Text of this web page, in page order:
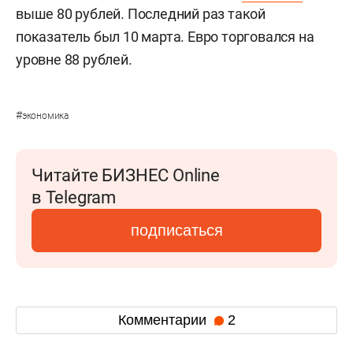
выше 80 рублей. Последний раз такой
показатель был 10 марта. Евро торговался на
уровне 88 рублей.
#экономика
Читайте БИЗНЕС Online
в Telegram
подписаться
Комментарии 2